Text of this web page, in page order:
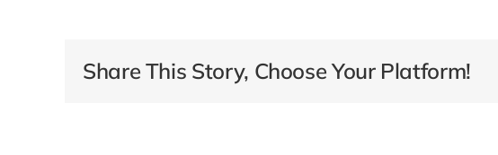
Share This Story, Choose Your Platform!